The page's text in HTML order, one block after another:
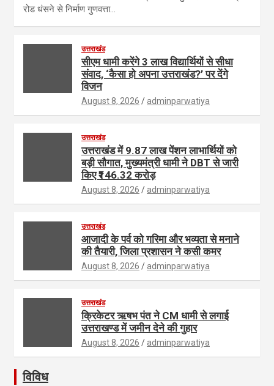
रोड धंसने से निर्माण गुणवत्ता…
उत्तराखंड
सीएम धामी करेंगे 3 लाख विद्यार्थियों से सीधा
संवाद, ‘कैसा हो अपना उत्तराखंड?’ पर देंगे
विजन
August 8, 2026 adminparwatiya
उत्तराखंड
उत्तराखंड में 9.87 लाख पेंशन लाभार्थियों को
बड़ी सौगात, मुख्यमंत्री धामी ने DBT से जारी
किए ₹146.32 करोड़
August 8, 2026 adminparwatiya
उत्तराखंड
आजादी के पर्व को गरिमा और भव्यता से मनाने
की तैयारी, जिला प्रशासन ने कसी कमर
August 8, 2026 adminparwatiya
उत्तराखंड
क्रिकेटर ऋषभ पंत ने CM धामी से लगाई
उत्तराखण्ड में जमीन देने की गुहार
August 8, 2026 adminparwatiya
विविध